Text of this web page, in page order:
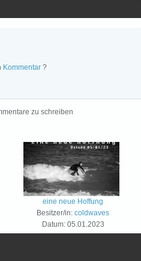
Kommentar ?
zu schreiben
eine neue Hoffung
Besitzer/in: coldwaves
Datum: 05.01.2023